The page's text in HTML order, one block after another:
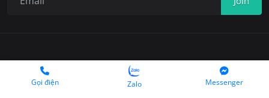
Copyright 2025 © Chukyso.com
Gọi điện Zalo Messenger